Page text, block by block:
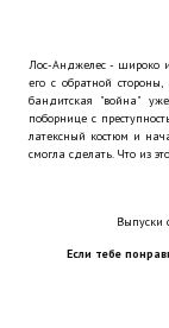
Русская биржа
Теневой
Aliens vs
Лос-Анджелес - широко
его с обратной
бандитская "война"
поборнице с
латексный костюм и
смогла сделать. Что из
Выпуски
Если тебе